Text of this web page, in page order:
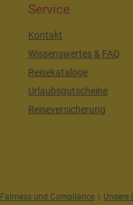
Service
Kontakt
Wissenswertes & FAQ
Reisekataloge
Urlaubsgutscheine
Reiseversicherung
Fairness und Compliance | Unsere